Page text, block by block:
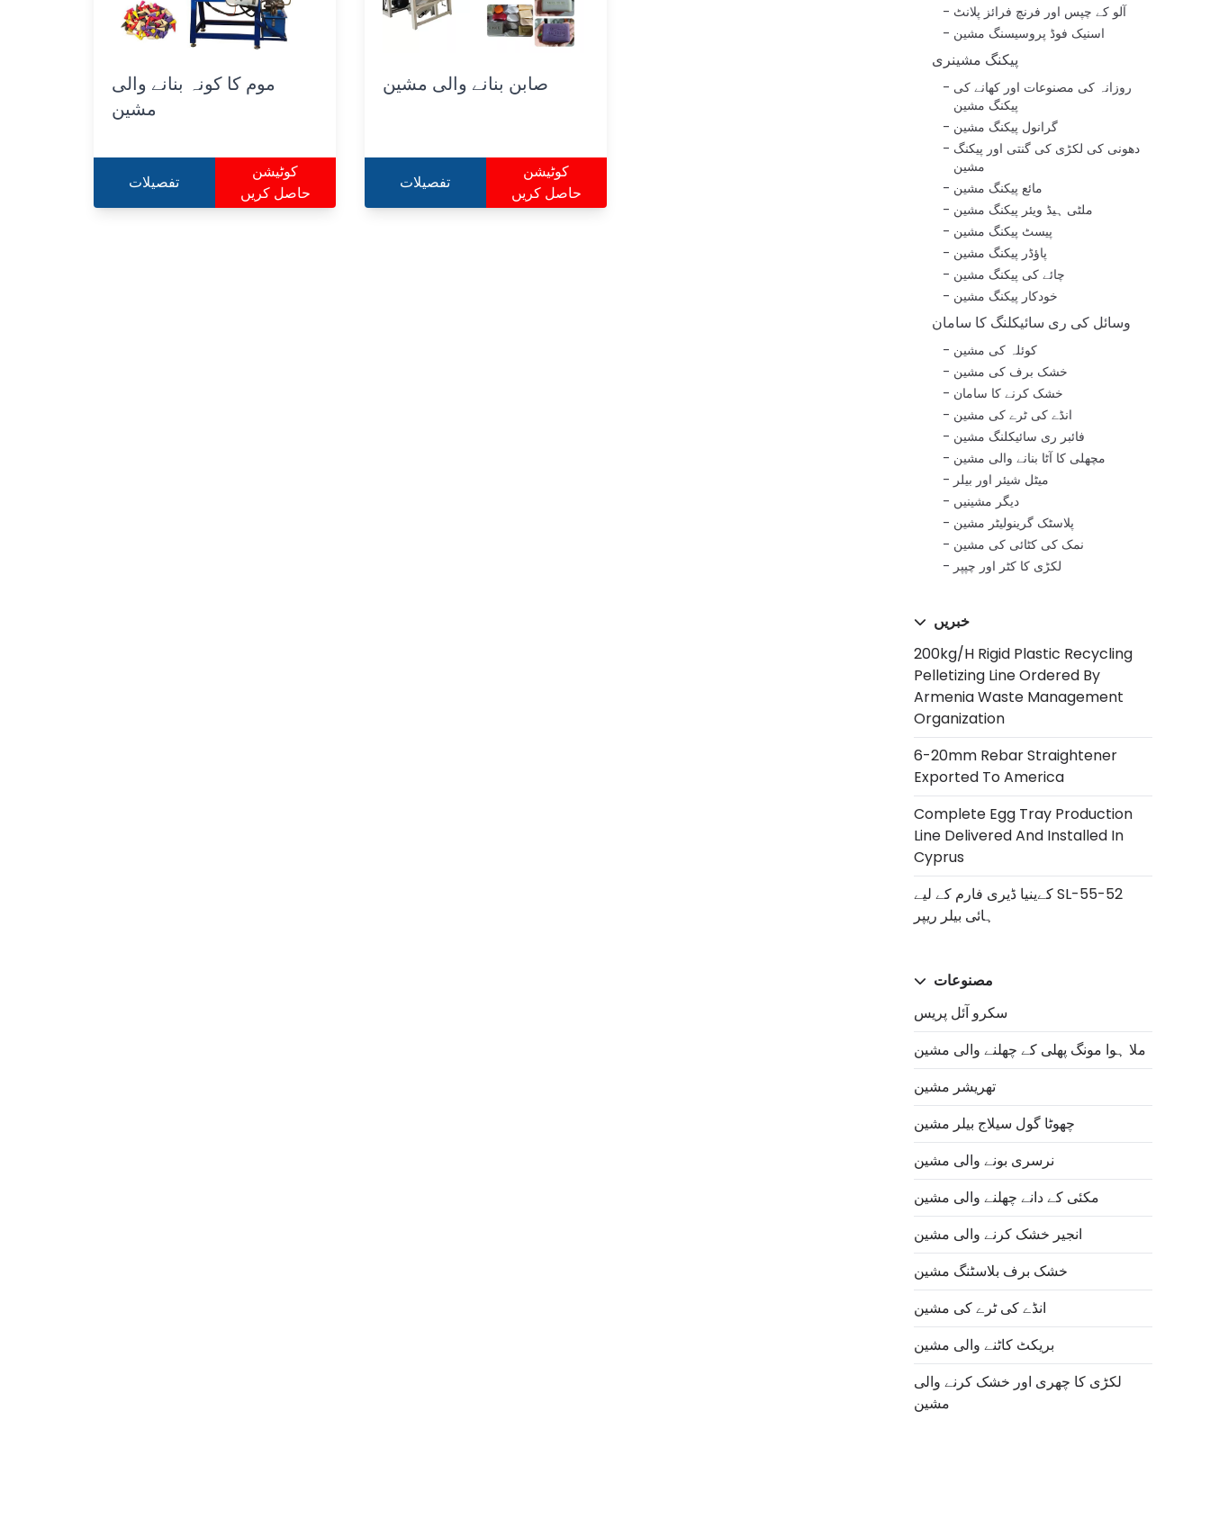
آلو کے چپس اور فرنچ فرائز پلانٹ
اسنیک فوڈ پروسیسنگ مشین
پیکنگ مشینری
روزانہ کی مصنوعات اور کھانے کی
پیکنگ مشین
گرانول پیکنگ مشین
دھونی کی لکڑی کی گنتی اور پیکنگ
مشین
مائع پیکنگ مشین
ملٹی ہیڈ ویئر پیکنگ مشین
پیسٹ پیکنگ مشین
پاؤڈر پیکنگ مشین
چائے کی پیکنگ مشین
خودکار پیکنگ مشین
وسائل کی ری سائیکلنگ کا سامان
کوئلہ کی مشین
خشک برف کی مشین
خشک کرنے کا سامان
انڈے کی ٹرے کی مشین
فائبر ری سائیکلنگ مشین
مچھلی کا آٹا بنانے والی مشین
میٹل شیئر اور بیلر
دیگر مشینیں
پلاسٹک گرینولیٹر مشین
نمک کی کٹائی کی مشین
لکڑی کا کٹر اور چپپر
خبریں
200kg/h Rigid Plastic Recycling
Pelletizing Line Ordered By
Armenia Waste Management
Organization
6-20mm Rebar Straightener
Exported To America
Complete Egg Tray Production
Line Delivered And Installed In
Cyprus
کےینیا ڈیری فارم کے لیے SL-55-52
ہائی بيلر ریپر
مصنوعات
سکرو آئل پریس
ملا ہوا مونگ پھلی کے چھلنے والی مشین
تھریشر مشین
چھوٹا گول سیلاج بیلر مشین
نرسری بونے والی مشین
مکئی کے دانے چھلنے والی مشین
انجیر خشک کرنے والی مشین
خشک برف بلاسٹنگ مشین
انڈے کی ٹرے کی مشین
بریکٹ کاٹنے والی مشین
لکڑی کا چھری اور خشک کرنے والی
مشین
موم کا کونہ بنانے والی
مشین
تفصیلات
کوٹیشن
حاصل کریں
صابن بنانے والی مشین
تفصیلات
کوٹیشن
حاصل کریں
Greek
Italian